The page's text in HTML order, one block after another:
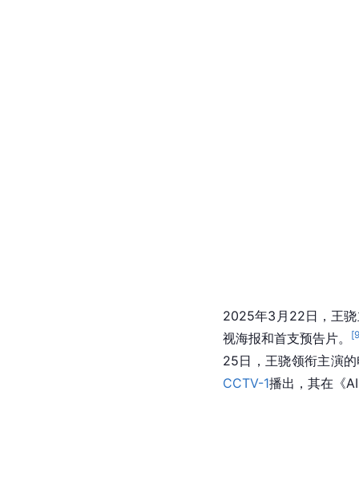
2025年3月22日，王
视海报和首支预告片。
[
25日，王骁领衔主演
CCTV-1播出，其在《